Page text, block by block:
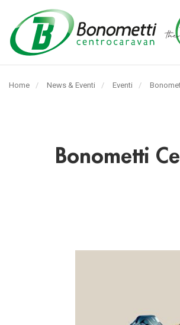
Automarket
Srl
Home News & Eventi Eventi
Pagina
Bonometti